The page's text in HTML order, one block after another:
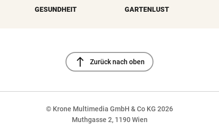
GESUNDHEIT GARTENLUST
north Zurück nach oben
© Krone Multimedia GmbH & Co KG 2026
Muthgasse 2, 1190 Wien